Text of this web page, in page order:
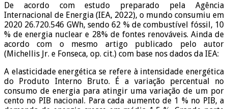
De acordo com estudo preparado pela Agência
Internacional de Energia (IEA, 2022), o mundo consumiu em
2020 26.720.546 GWh, sendo 62 % de combustível fóssil, 10
% de energia nuclear e 28% de fontes renováveis. Ainda de
acordo com o mesmo artigo publicado pelo autor
(Michellis Jr. e Fonseca, op. cit.) com base nos dados da IEA:
A elasticidade energética se refere à intensidade energética
do Produto Interno Bruto. É a variação percentual no
consumo de energia para atingir uma variação de um por
cento no PIB nacional. Para cada aumento de 1 % no PIB, a